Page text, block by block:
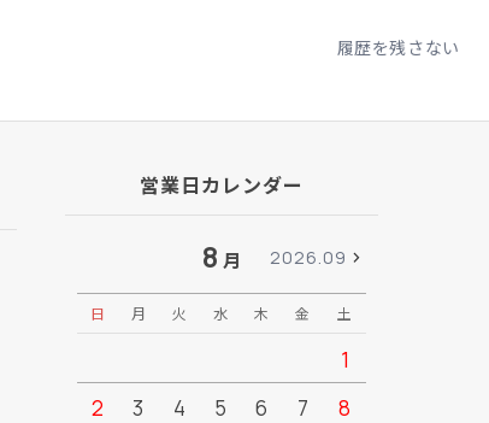
履歴を残さない
営業日カレンダー
8 月 2026.09
日 月 火 水 木 金 土
1
2
3 4 5 6 7
8